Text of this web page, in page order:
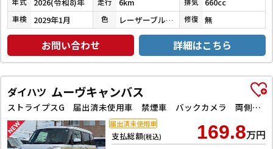
車検 2029年1月 色 レーザーブルークリスタルシャイン／シャイニングホワイトパール 修復 無
お問い合わせ 詳細はこちら
ダイハツ ムーヴキャンバス
ストライプスG 届出済未使用車 禁煙車 バックカメラ 両側電動スライドドア クリアランスソナー レーンアシスト 衝突被害軽減システム オートライト LEDヘッドランプ アイドリングストップ シートヒーター
支払総額(税込) 169.8万円
届出済未使用車